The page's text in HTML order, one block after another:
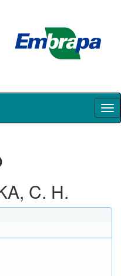
C. H.